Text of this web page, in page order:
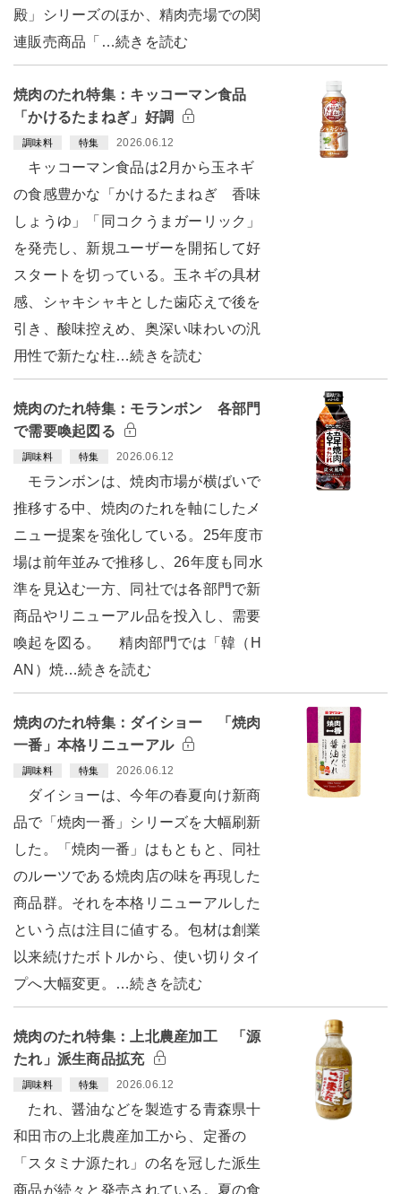
殿」シリーズのほか、精肉売場での関
連販売商品「…続きを読む
焼肉のたれ特集：キッコーマン食品
「かけるたまねぎ」好調
調味料 特集 2026.06.12
キッコーマン食品は2月から玉ネギ
の食感豊かな「かけるたまねぎ 香味
しょうゆ」「同コクうまガーリック」
を発売し、新規ユーザーを開拓して好
スタートを切っている。玉ネギの具材
感、シャキシャキとした歯応えで後を
引き、酸味控えめ、奥深い味わいの汎
用性で新たな柱…続きを読む
焼肉のたれ特集：モランボン 各部門
で需要喚起図る
調味料 特集 2026.06.12
モランボンは、焼肉市場が横ばいで
推移する中、焼肉のたれを軸にしたメ
ニュー提案を強化している。25年度市
場は前年並みで推移し、26年度も同水
準を見込む一方、同社では各部門で新
商品やリニューアル品を投入し、需要
喚起を図る。 精肉部門では「韓（H
AN）焼…続きを読む
焼肉のたれ特集：ダイショー 「焼肉
一番」本格リニューアル
調味料 特集 2026.06.12
ダイショーは、今年の春夏向け新商
品で「焼肉一番」シリーズを大幅刷新
した。「焼肉一番」はもともと、同社
のルーツである焼肉店の味を再現した
商品群。それを本格リニューアルした
という点は注目に値する。包材は創業
以来続けたボトルから、使い切りタイ
プへ大幅変更。…続きを読む
焼肉のたれ特集：上北農産加工 「源
たれ」派生商品拡充
調味料 特集 2026.06.12
たれ、醤油などを製造する青森県十
和田市の上北農産加工から、定番の
「スタミナ源たれ」の名を冠した派生
商品が続々と発売されている。夏の食